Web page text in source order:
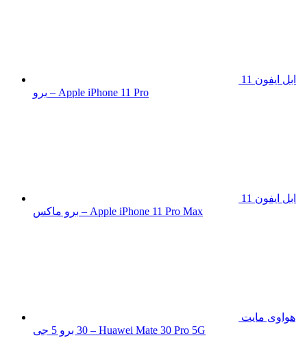
ابل ايفون 11
برو – Apple iPhone 11 Pro
ابل ايفون 11
برو ماكس – Apple iPhone 11 Pro Max
هواوى مايت
30 برو 5 جى – Huawei Mate 30 Pro 5G